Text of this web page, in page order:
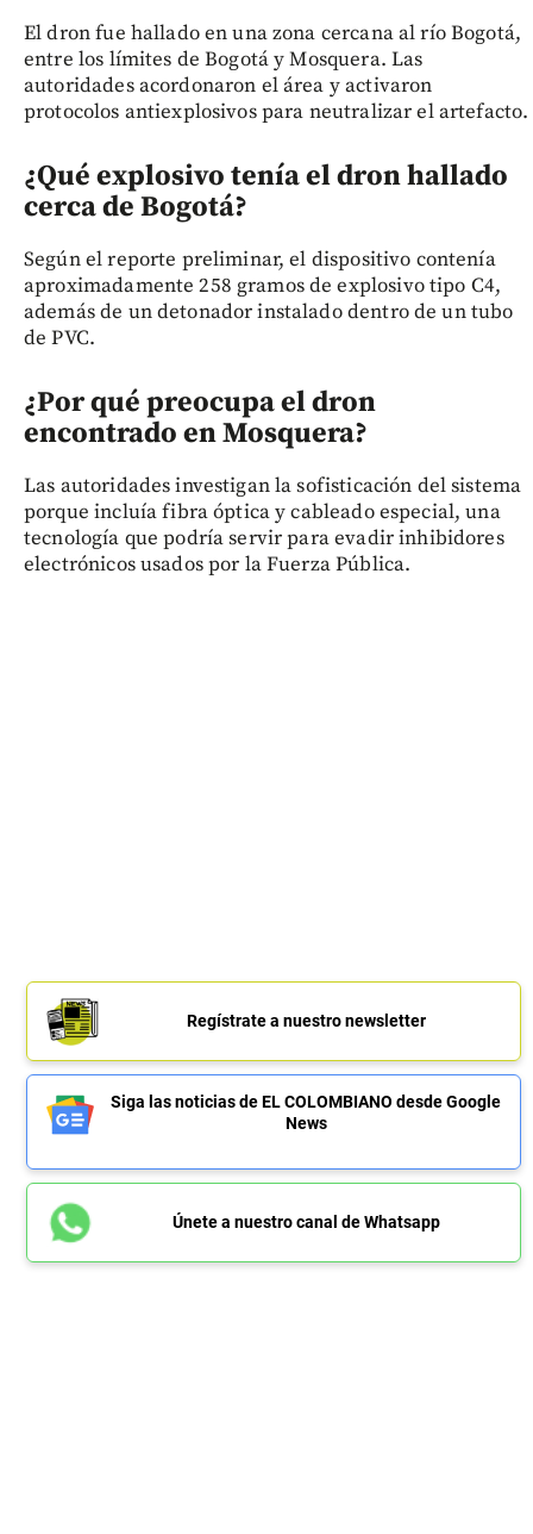
El dron fue hallado en una zona cercana al río Bogotá,
entre los límites de Bogotá y Mosquera. Las
autoridades acordonaron el área y activaron
protocolos antiexplosivos para neutralizar el artefacto.
¿Qué explosivo tenía el dron hallado
cerca de Bogotá?
Según el reporte preliminar, el dispositivo contenía
aproximadamente 258 gramos de explosivo tipo C4,
además de un detonador instalado dentro de un tubo
de PVC.
¿Por qué preocupa el dron
encontrado en Mosquera?
Las autoridades investigan la sofisticación del sistema
porque incluía fibra óptica y cableado especial, una
tecnología que podría servir para evadir inhibidores
electrónicos usados por la Fuerza Pública.
Regístrate a nuestro newsletter
Siga las noticias de EL COLOMBIANO desde Google
News
Únete a nuestro canal de Whatsapp